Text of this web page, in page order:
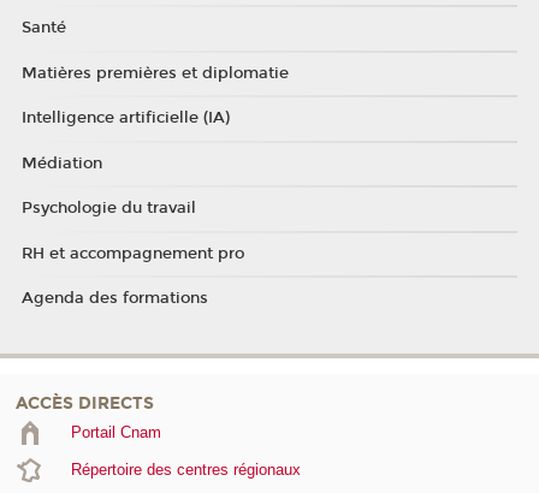
Santé
Matières premières et diplomatie
Intelligence artificielle (IA)
Médiation
Psychologie du travail
RH et accompagnement pro
Agenda des formations
ACCÈS DIRECTS
Portail Cnam
Répertoire des centres régionaux